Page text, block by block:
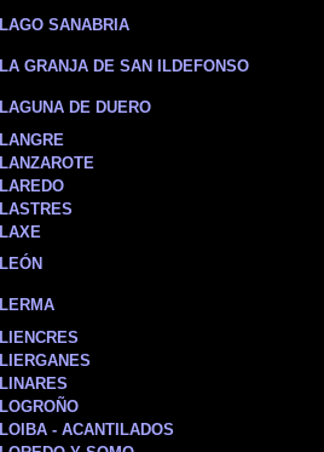
LAGO SANABRIA
LA GRANJA DE SAN ILDEFONSO
LAGUNA DE DUERO
LANGRE
LANZAROTE
LAREDO
LASTRES
LAXE
LEÓN
LERMA
LIENCRES
LIERGANES
LINARES
LOGROÑO
LOIBA - ACANTILADOS